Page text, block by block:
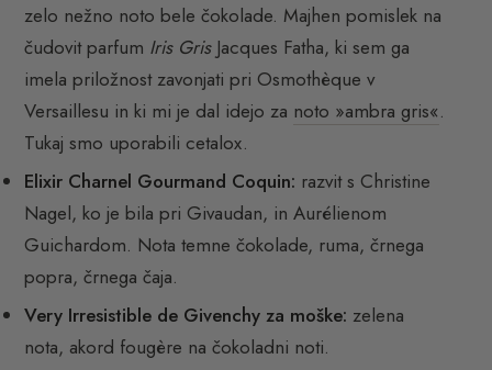
zelo nežno noto bele čokolade. Majhen pomislek na
čudovit parfum Iris GrisJacques Fatha, ki sem ga
imela priložnost zavonjati pri Osmothèque v
Versaillesu in ki mi je dal idejo za noto »ambra gris«.
Tukaj smo uporabili cetalox.
Elixir Charnel Gourmand Coquin: razvit s Christine
Nagel, ko je bila pri Givaudan, in Aurélienom
Guichardom. Nota temne čokolade, ruma, črnega
popra, črnega čaja.
Very Irresistible de Givenchy za moške: zelena
nota, akord fougère na čokoladni noti.